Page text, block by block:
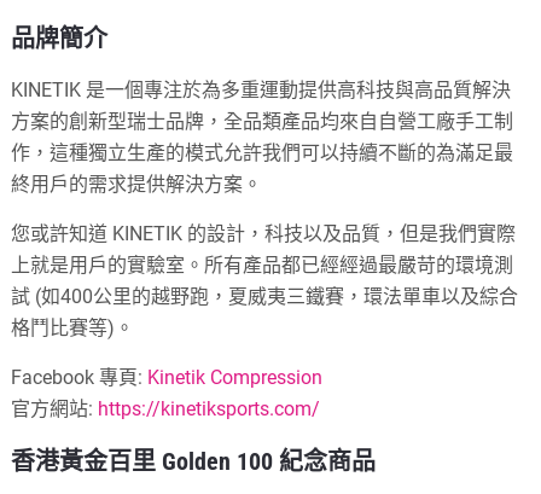
品牌簡介
KINETIK 是一個專注於為多重運動提供高科技與高品質解決
方案的創新型瑞士品牌，全品類產品均來自自營工廠手工制
作，這種獨立生產的模式允許我們可以持續不斷的為滿足最
終用戶的需求提供解決方案。
您或許知道 KINETIK 的設計，科技以及品質，但是我們實際
上就是用戶的實驗室。所有產品都已經經過最嚴苛的環境測
試 (如400公里的越野跑，夏威夷三鐵賽，環法單車以及綜合
格鬥比賽等)。
Facebook 專頁: Kinetik Compression
官方網站: https://kinetiksports.com/
香港黃金百里 Golden 100紀念商品